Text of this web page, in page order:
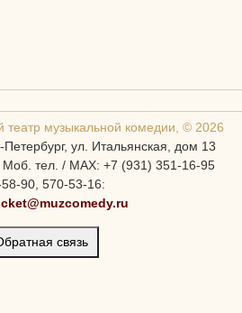
театр музыкальной комедии, © 2026
ул. Итальянская, дом 13
тел. / MAX: +7 (931) 351-16-95
90, 570-53-16:
связь